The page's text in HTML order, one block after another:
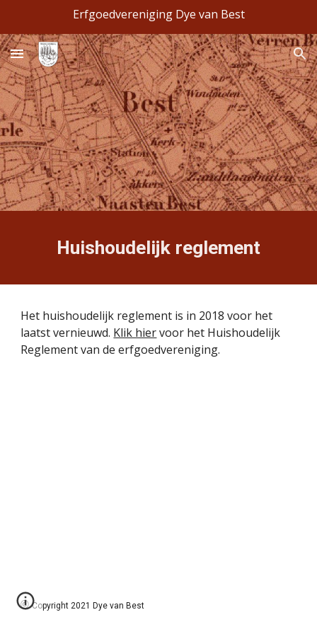
Erfgoedvereniging Dye van Best
Huishoudelijk reglement
Het huishoudelijk reglement is in 2018 voor het
laatst vernieuwd. Klik hier voor het Huishoudelijk
Reglement van de erfgoedvereniging.
©Copyright 2021 Dye van Best